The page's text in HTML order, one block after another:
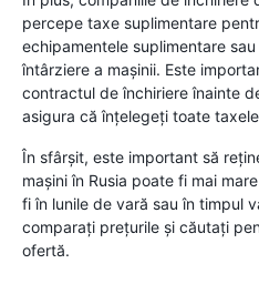
percepe taxe suplimentare
echipamentele suplimentare
întârziere a mașinii. Este
contractul de închiriere înainte
asigura că înțelegeți toate
În sfârșit, este important să
mașini în Rusia poate fi mai
fi în lunile de vară sau în timpul
comparați prețurile și căutați
ofertă.